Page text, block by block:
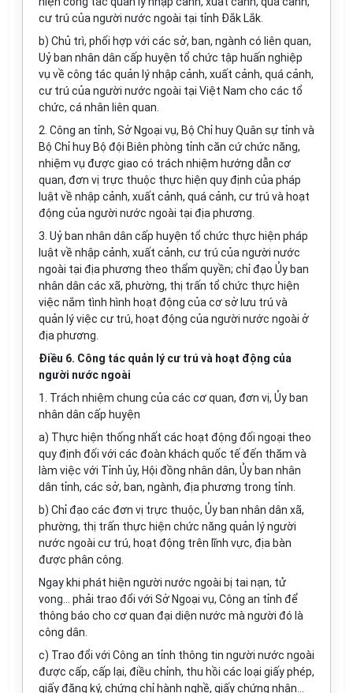
cư trú của người nước ngoài tại tỉnh Đắk Lắk.
b) Chủ trì, phối hợp với các sở, ban, ngành có liên quan,
Uỷ ban nhân dân cấp huyện tổ chức tập huấn nghiệp
vụ về công tác quản lý nhập cảnh, xuất cảnh, quá cảnh,
cư trú của người nước ngoài tại Việt Nam cho các tổ
chức, cá nhân liên quan.
2. Công an tỉnh, Sở Ngoại vụ, Bộ Chỉ huy Quân sự tỉnh và
Bộ Chỉ huy Bộ đội Biên phòng tỉnh căn cứ chức năng,
nhiệm vụ được giao có trách nhiệm hướng dẫn cơ
quan, đơn vị trực thuộc thực hiện quy định của pháp
luật về nhập cảnh, xuất cảnh, quá cảnh, cư trú và hoạt
động của người nước ngoài tại địa phương.
3. Uỷ ban nhân dân cấp huyện tổ chức thực hiện pháp
luật về nhập cảnh, xuất cảnh, cư trú của người nước
ngoài tại địa phương theo thẩm quyền; chỉ đạo Ủy ban
nhân dân các xã, phường, thị trấn tổ chức thực hiện
việc nắm tình hình hoạt động của cơ sở lưu trú và
quản lý việc cư trú, hoạt động của người nước ngoài ở
địa phương.
Điều 6. Công tác quản lý cư trú và hoạt động của
người nước ngoài
1. Trách nhiệm chung của các cơ quan, đơn vị, Ủy ban
nhân dân cấp huyện
a) Thực hiện thống nhất các hoạt động đối ngoại theo
quy định đối với các đoàn khách quốc tế đến thăm và
làm việc với Tỉnh ủy, Hội đồng nhân dân, Ủy ban nhân
dân tỉnh, các sở, ban, ngành, địa phương trong tỉnh.
b) Chỉ đạo các đơn vị trực thuộc, Ủy ban nhân dân xã,
phường, thị trấn thực hiện chức năng quản lý người
nước ngoài cư trú, hoạt động trên lĩnh vực, địa bàn
được phân công.
Ngay khi phát hiện người nước ngoài bị tai nạn, tử
vong... phải trao đổi với Sở Ngoại vụ, Công an tỉnh để
thông báo cho cơ quan đại diện nước mà người đó là
công dân.
c) Trao đổi với Công an tỉnh thông tin người nước ngoài
được cấp, cấp lại, điều chỉnh, thu hồi các loại giấy phép,
giấy đăng ký, chứng chỉ hành nghề, giấy chứng nhận...